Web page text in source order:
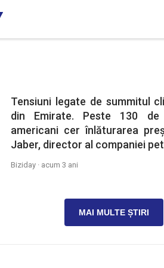
Tensiuni legate de summitul
din Emirate. Peste 130 de
americani cer înlăturarea
Jaber, director al companiei
Biziday · acum 3 ani
MAI MULTE ȘTIRI